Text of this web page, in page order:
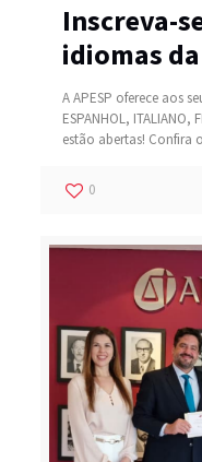
Inscreva-
idiomas da
A APESP oferece aos
ESPANHOL, ITALIANO,
estão abertas! Confira
0